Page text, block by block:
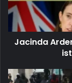
Jacinda